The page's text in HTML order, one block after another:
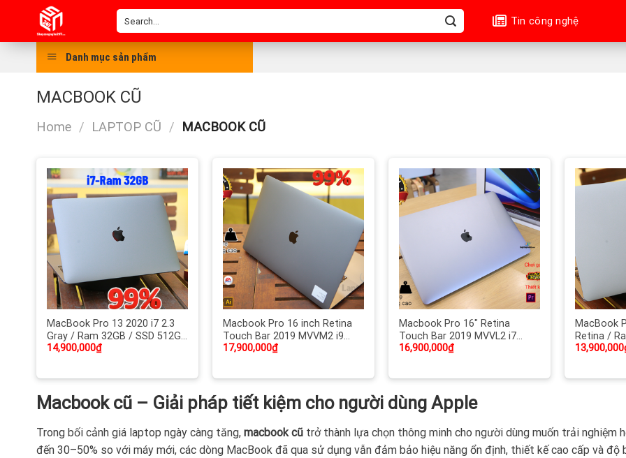
content
Search
for:
Tin công nghệ
Danh mục sản phẩm
MACBOOK CŨ
Home / LAPTOP CŨ / MACBOOK CŨ
MacBook Pro 13 2020 i7 2.3
Gray / Ram 32GB / SSD 512GB
/ Card tích hợp Intel Iris Plus
Pin 5h30 / Like new 99%
14,900,000₫
Macbook Pro 16 inch Retina
Touch Bar 2019 MVVM2 i9
2.3Ghz / Ram 32GB / SSD 1Tb
98%
17,900,000₫
Macbook Pro 16″ Retina
Touch Bar 2019 MVVL2 i7
2.6Ghz / Ram 32GB DDR4 /
Xách tay Mỹ mới 98%
16,900,000₫
MacBook
Retina /
256GB /
13,900,000
Macbook cũ – Giải pháp tiết kiệm cho người dùng Apple
Trong bối cảnh giá laptop ngày càng tăng, macbook cũ trở thành lựa chọn thông minh cho người dùng muốn trải nghiệm
đến 30–50% so với máy mới, các dòng MacBook đã qua sử dụng vẫn đảm bảo hiệu năng ổn định, thiết kế cao cấp và độ